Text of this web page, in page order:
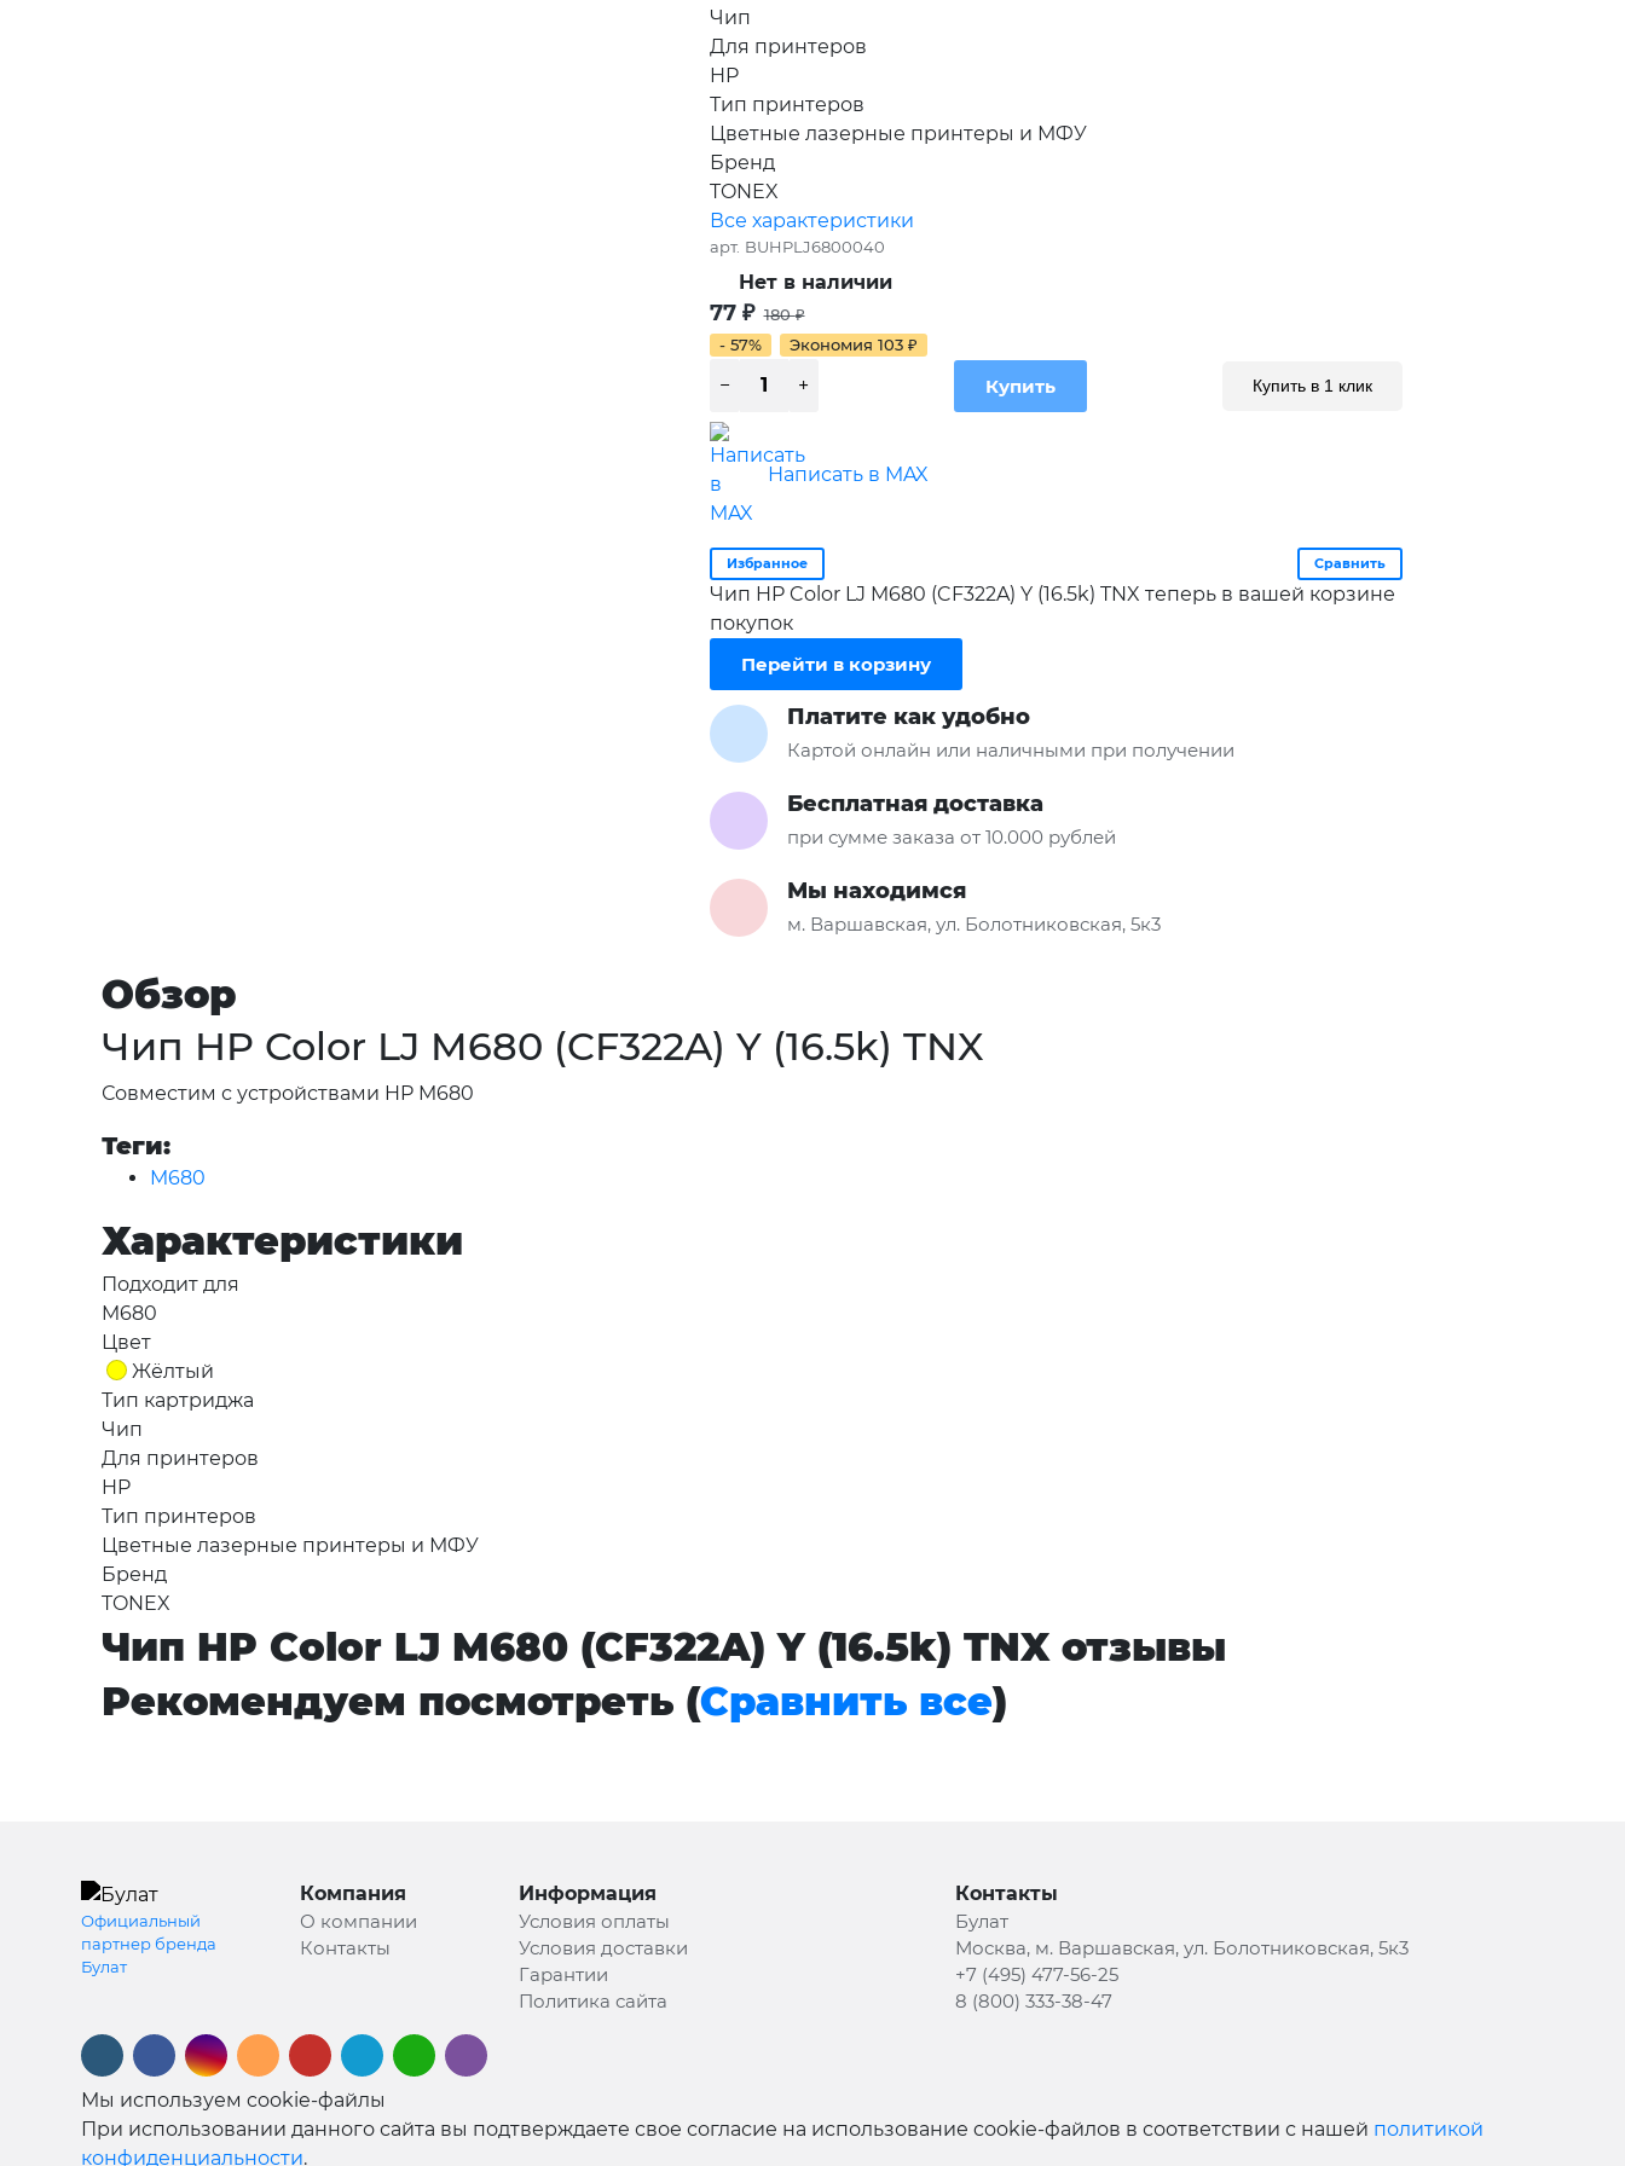
Чип
Для принтеров
HP
Тип принтеров
Цветные лазерные принтеры и МФУ
Бренд
TONEX
Все характеристики
арт. BUHPLJ6800040
Нет в наличии
77 ₽ 180₽
- 57%
Экономия 103 ₽
Купить в 1 клик
Написать в MAX
Избранное Сравнить
Чип HP Color LJ M680 (CF322A) Y (16.5k) TNX теперь в вашей корзине
покупок
Перейти в корзину
Платите как удобно
Картой онлайн или наличными при получении
Бесплатная доставка
при сумме заказа от 10.000 рублей
Мы находимся
м. Варшавская, ул. Болотниковская, 5к3
Обзор
Чип HP Color LJ M680 (CF322A) Y (16.5k) TNX
Совместим с устройствами HP M680
Теги:
M680
Характеристики
Подходит для
M680
Цвет
Жёлтый
Тип картриджа
Чип
Для принтеров
HP
Тип принтеров
Цветные лазерные принтеры и МФУ
Бренд
TONEX
Чип HP Color LJ M680 (CF322A) Y (16.5k) TNX отзывы
Рекомендуем посмотреть (Сравнить все)
Официальный
партнер бренда
Булат
Компания
О компании
Контакты
Информация
Условия оплаты
Условия доставки
Гарантии
Политика сайта
Контакты
Булат
Москва, м. Варшавская, ул. Болотниковская, 5к3
+7 (495) 477-56-25
8 (800) 333-38-47
Мы используем cookie-файлы
При использовании данного сайта вы подтверждаете свое согласие на использование cookie-файлов в соответствии с нашей политикой
конфиденциальности.